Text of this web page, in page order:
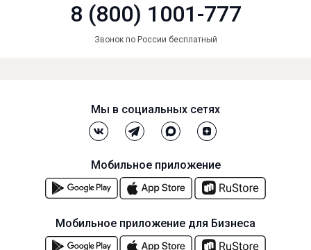
8 (800) 1001-777
Звонок по России бесплатный
Мы в социальных сетях
Мобильное приложение
Мобильное приложение для Бизнеса